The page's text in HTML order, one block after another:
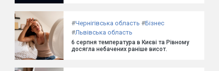
#Чернігівська область #Бізнес
#Львівська область
6 серпня температура в Києві та Рівному
досягла небачених раніше висот.